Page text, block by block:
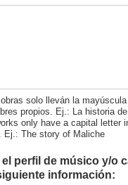
solo lleván la
propios. Ej.: La historia
only have a capital letter
Ej.: The story of Maliche
perfil de músico y/o
información: